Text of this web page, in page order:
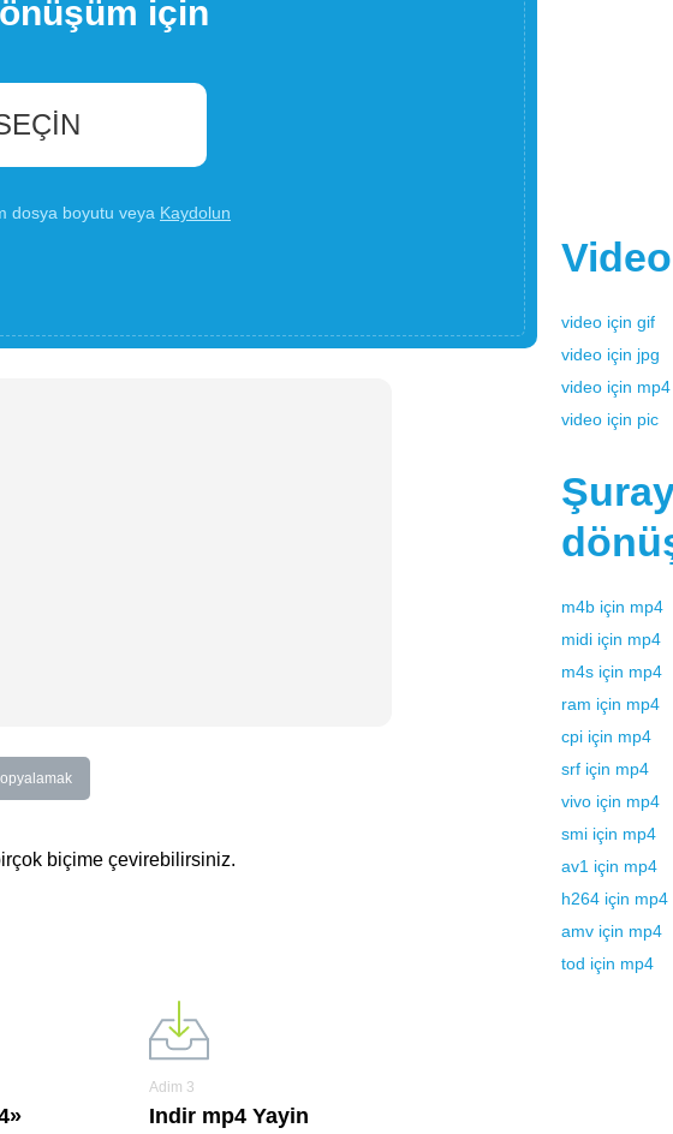
için
dosya boyutu veya Kaydolun
biçime çevirebilirsiniz.
Adim 3
Indir mp4 Yayin
Video
video için gif
video için jpg
video için mp4
video için pic
m4b için mp4
midi için mp4
m4s için mp4
ram için mp4
cpi için mp4
srf için mp4
vivo için mp4
smi için mp4
av1 için mp4
h264 için mp4
amv için mp4
tod için mp4